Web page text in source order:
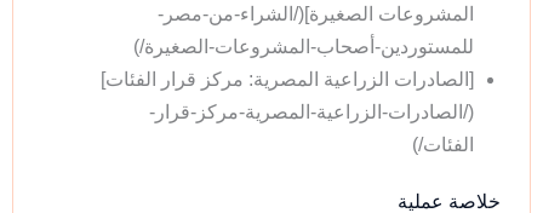
المشروعات الصغيرة](/الشراء-من-مصر-
للمستوردين-أصحاب-المشروعات-الصغيرة/)
[الصادرات الزراعية المصرية: مركز قرار الفئات]
(/الصادرات-الزراعية-المصرية-مركز-قرار-
الفئات/)
خلاصة عملية